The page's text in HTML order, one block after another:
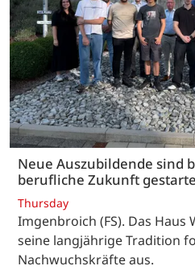
Neue Auszubildende sind
berufliche Zukunft
Thursday
Imgenbroich (FS). Das Haus
seine langjährige Tradition
Nachwuchskräfte aus.